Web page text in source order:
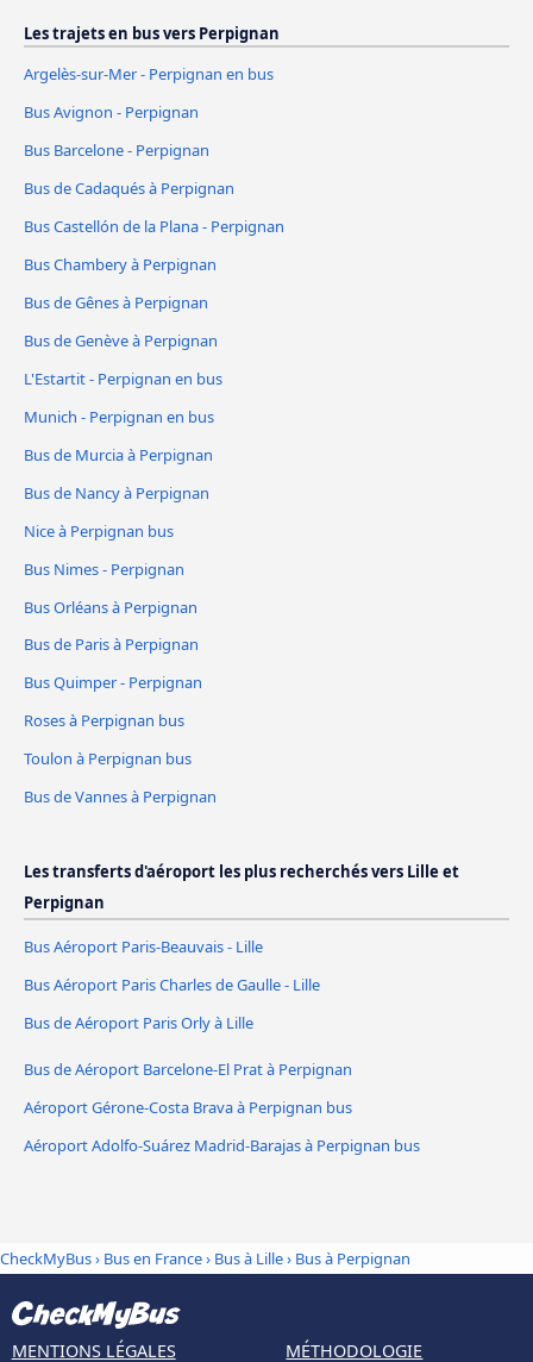
Les trajets en bus vers Perpignan
Argelès-sur-Mer - Perpignan en bus
Bus Avignon - Perpignan
Bus Barcelone - Perpignan
Bus de Cadaqués à Perpignan
Bus Castellón de la Plana - Perpignan
Bus Chambery à Perpignan
Bus de Gênes à Perpignan
Bus de Genève à Perpignan
L'Estartit - Perpignan en bus
Munich - Perpignan en bus
Bus de Murcia à Perpignan
Bus de Nancy à Perpignan
Nice à Perpignan bus
Bus Nimes - Perpignan
Bus Orléans à Perpignan
Bus de Paris à Perpignan
Bus Quimper - Perpignan
Roses à Perpignan bus
Toulon à Perpignan bus
Bus de Vannes à Perpignan
Les transferts d'aéroport les plus recherchés vers Lille et
Perpignan
Bus Aéroport Paris-Beauvais - Lille
Bus Aéroport Paris Charles de Gaulle - Lille
Bus de Aéroport Paris Orly à Lille
Bus de Aéroport Barcelone-El Prat à Perpignan
Aéroport Gérone-Costa Brava à Perpignan bus
Aéroport Adolfo-Suárez Madrid-Barajas à Perpignan bus
CheckMyBus› Bus en France› Bus à Lille› Bus à Perpignan
MENTIONS LÉGALES MÉTHODOLOGIE